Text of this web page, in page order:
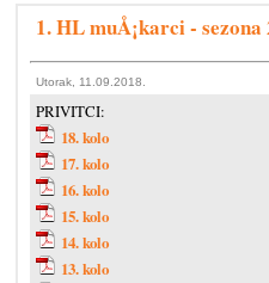
1. HL muÅ¡karci - sezona
Utorak, 11.09.2018.
PRIVITCI:
18. kolo
17. kolo
16. kolo
15. kolo
14. kolo
13. kolo